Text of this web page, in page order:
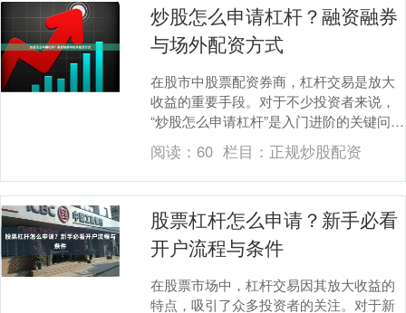
炒股怎么申请杠杆？融资融券
与场外配资方式
在股市中股票配资券商，杠杆交易是放大
收益的重要手段。对于不少投资者来说，
“炒股怎么申请杠杆”是入门进阶的关键问
题。目前主流途径主要有两种：**融资融
券**（场内....
阅读：60 栏目： 正规炒股配资
股票杠杆怎么申请？新手必看
开户流程与条件
在股票市场中，杠杆交易因其放大收益的
特点，吸引了众多投资者的关注。对于新